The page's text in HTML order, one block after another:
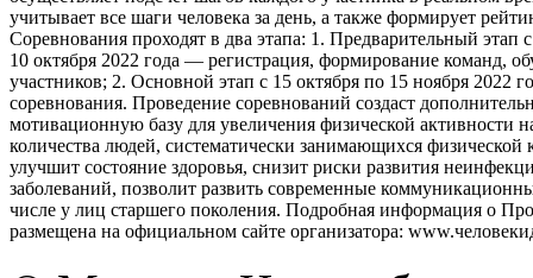
учитывает все шаги человека за день, а также формирует
Соревнования проходят в два этапа: 1. Предварительный этап
10 октября 2022 года — регистрация, формирование команд,
участников; 2. Основной этап с 15 октября по 15 ноября 2022
соревнования. Проведение соревнований создаст
мотивационную базу для увеличения физической активности
количества людей, систематически занимающихся физической
улучшит состояние здоровья, снизит риски развития
заболеваний, позволит развить современные
числе у лиц старшего поколения. Подробная информация о
размещена на официальном сайте организатора: